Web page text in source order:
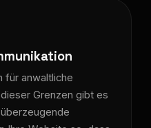
für anwaltliche
Grenzen gibt es